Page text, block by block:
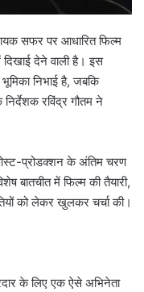
सफर पर आधारित फिल्म
दिखाई देने वाली है। इस
निभाई है, जबकि
निर्देशक रविंद्र गौतम ने
प्रोडक्शन के अंतिम चरण
बातचीत में फिल्म की तैयारी,
को लेकर खुलकर चर्चा की।
के लिए एक ऐसे अभिनेता